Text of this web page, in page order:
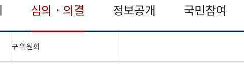
심의 · 의결 정보공개 국민참여
구 위원회